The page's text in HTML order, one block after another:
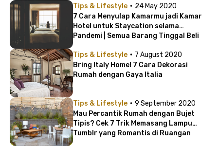
Tips & Lifestyle · 24 May 2020
7 Cara Menyulap Kamarmu jadi Kamar
Hotel untuk Staycation selama
Pandemi | Semua Barang Tinggal Beli
Tips & Lifestyle · 7 August 2020
Bring Italy Home! 7 Cara Dekorasi
Rumah dengan Gaya Italia
Tips & Lifestyle · 9 September 2020
Mau Percantik Rumah dengan Bujet
Tipis? Cek 7 Trik Memasang Lampu
Tumblr yang Romantis di Ruangan